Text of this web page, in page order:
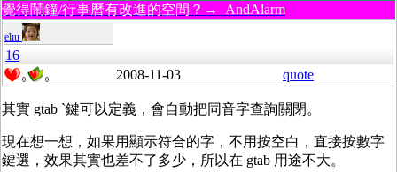
覺得鬧鐘/行事曆有改進的空間？→ AndAlarm
eliu
16
0 0 2008-11-03 quote
其實 gtab `鍵可以定義，會自動把同音字查詢關閉。
現在想一想，如果用顯示符合的字，不用按空白，直接按數字
鍵選，效果其實也差不了多少，所以在 gtab 用途不大。